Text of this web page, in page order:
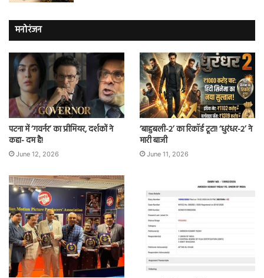
मनोरंजन
पटना में ‘गवर्नर’ का प्रीमियर, दर्शकों ने
कहा- दम है!
June 12, 2026
‘बाहुबली-2’ का रिकॉर्ड टूटा! ‘धुरंधर-2’ ने
मारी बाजी
June 11, 2026